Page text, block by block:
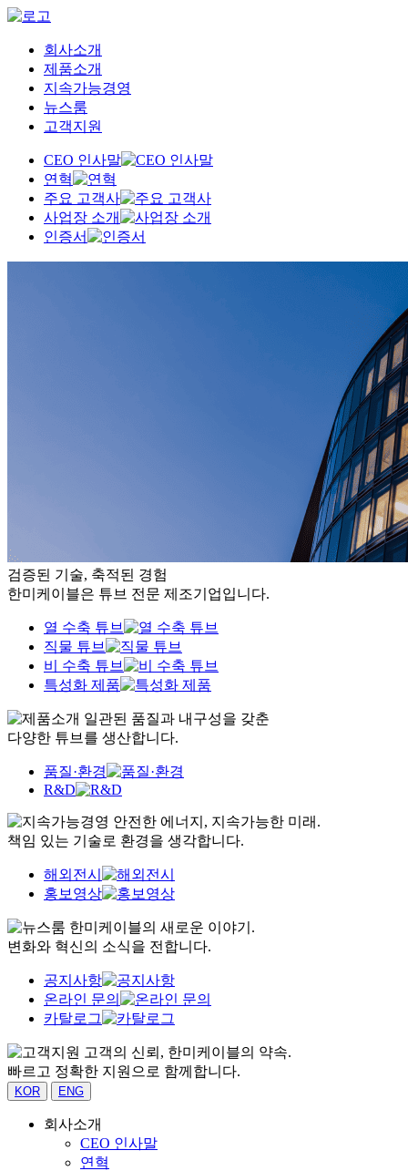
회사소개
제품소개
지속가능경영
뉴스룸
고객지원
CEO 인사말
연혁
주요 고객사
사업장 소개
인증서
검증된 기술, 축적된 경험
한미케이블은 튜브 전문 제조기업입니다.
열 수축 튜브
직물 튜브
비 수축 튜브
특성화 제품
일관된 품질과 내구성을 갖춘
다양한 튜브를 생산합니다.
품질·환경
R&D
안전한 에너지, 지속가능한 미래.
책임 있는 기술로 환경을 생각합니다.
해외전시
홍보영상
한미케이블의 새로운 이야기.
변화와 혁신의 소식을 전합니다.
공지사항
온라인 문의
카탈로그
고객의 신뢰, 한미케이블의 약속.
빠르고 정확한 지원으로 함께합니다.
KOR ENG
회사소개
CEO 인사말
연혁